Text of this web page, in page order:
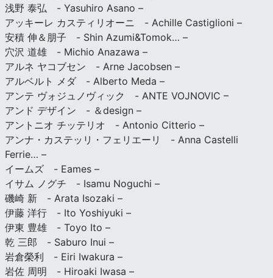
浅野 泰弘 - Yasuhiro Asano –
アッキーレ カスティリオーニ - Achille Castiglioni –
安積 伸＆朋子 - Shin Azumi&Tomok… –
穴沢 道雄 - Michio Anazawa –
アルネ ヤコブセン - Arne Jacobsen –
アルベルト メダ - Alberto Meda –
アンテ ヴォジュノヴィック - ANTE VOJNOVIC –
アンド デザイン - ＆design –
アントニオ チッテリオ - Antonio Citterio –
アンナ・カステッリ・フェリエーリ - Anna Castelli
Ferrie… –
イームズ - Eames –
イサム ノグチ - Isamu Noguchi –
磯崎 新 - Arata Isozaki –
伊藤 洋行 - Ito Yoshiyuki –
伊東 豊雄 - Toyo Ito –
乾 三郎 - Saburo Inui –
岩倉榮利 - Eiri Iwakura –
岩佐 周明 - Hiroaki Iwasa –